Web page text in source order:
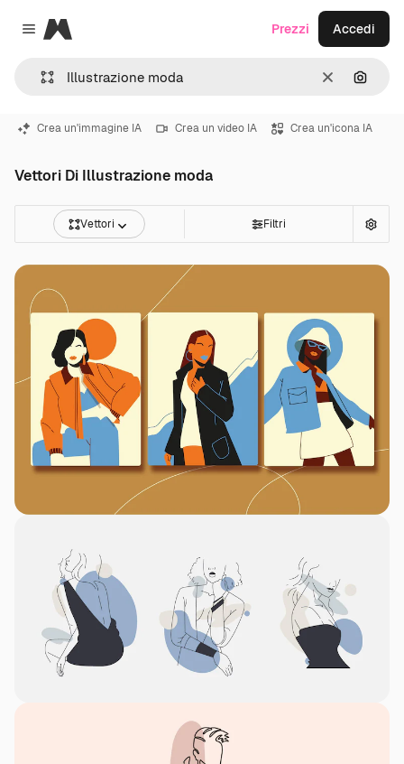
Close menu
Magnific
CancellaCerca
Prezzi Accedi
Crea un'immagine IA Crea un video IA Crea un'icona IA
Vettori Di Illustrazione moda
Vettori Filtri